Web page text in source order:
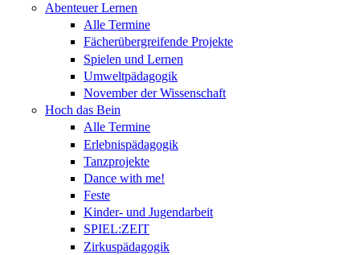
Abenteuer Lernen
Alle Termine
Fächerübergreifende Projekte
Spielen und Lernen
Umweltpädagogik
November der Wissenschaft
Hoch das Bein
Alle Termine
Erlebnispädagogik
Tanzprojekte
Dance with me!
Feste
Kinder- und Jugendarbeit
SPIEL:ZEIT
Zirkuspädagogik